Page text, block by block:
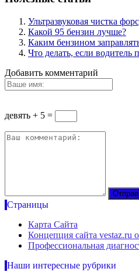
Ультразвуковая чистка
Какой 95 бензин лучше?
Каким бензином
Что делать, если
Добавить комментарий
девять + 5 =
Страницы
Карта Сайта
Концепция сайта vestaz.ru
Профессиональная
Наши интересные рубрики